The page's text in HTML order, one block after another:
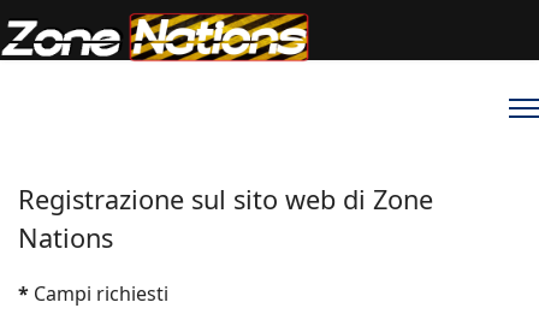
Registrazione sul sito web di Zone
Nations
* Campi richiesti